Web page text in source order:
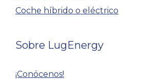
Coche híbrido o eléctrico
Sobre LugEnergy
¡Conócenos!